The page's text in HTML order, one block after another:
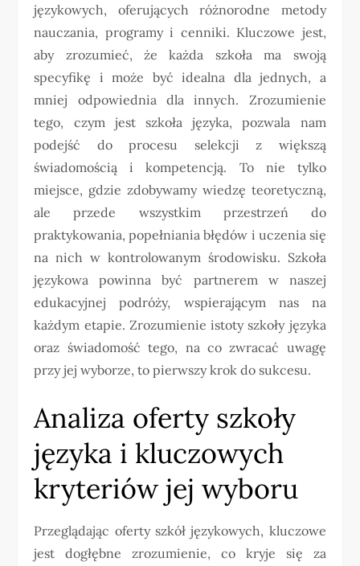
językowych, oferujących różnorodne metody
nauczania, programy i cenniki. Kluczowe jest,
aby zrozumieć, że każda szkoła ma swoją
specyfikę i może być idealna dla jednych, a
mniej odpowiednia dla innych. Zrozumienie
tego, czym jest szkoła języka, pozwala nam
podejść do procesu selekcji z większą
świadomością i kompetencją. To nie tylko
miejsce, gdzie zdobywamy wiedzę teoretyczną,
ale przede wszystkim przestrzeń do
praktykowania, popełniania błędów i uczenia się
na nich w kontrolowanym środowisku. Szkoła
językowa powinna być partnerem w naszej
edukacyjnej podróży, wspierającym nas na
każdym etapie. Zrozumienie istoty szkoły języka
oraz świadomość tego, na co zwracać uwagę
przy jej wyborze, to pierwszy krok do sukcesu.
Analiza oferty szkoły
języka i kluczowych
kryteriów jej wyboru
Przeglądając oferty szkół językowych, kluczowe
jest dogłębne zrozumienie, co kryje się za